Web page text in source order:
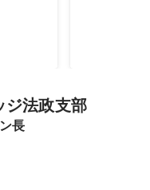
として
、プ
人の
ショ
ジ法政支部
長